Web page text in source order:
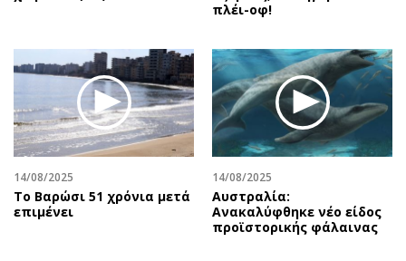
Ενέργεια
Ναυτιλία
Περιβάλλον
Ελλάδα
Κόσμος
Παράξενα
Πολιτισμός
Good Life
Γυναίκα
Showbiz
Ταξίδια
Συνταγές
Έξοδος
Media
Εκπομπές
Wine routes
πλέι-οφ!
14/08/2025
Το Βαρώσι 51 χρόνια μετά
επιμένει
14/08/2025
Αυστραλία:
Ανακαλύφθηκε νέο είδος
προϊστορικής φάλαινας